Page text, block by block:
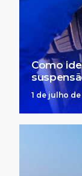
Como
1 de julho